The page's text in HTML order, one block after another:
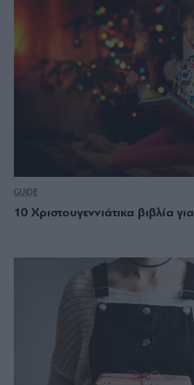
GUIDE
10 Χριστουγεννιάτικα βιβλία